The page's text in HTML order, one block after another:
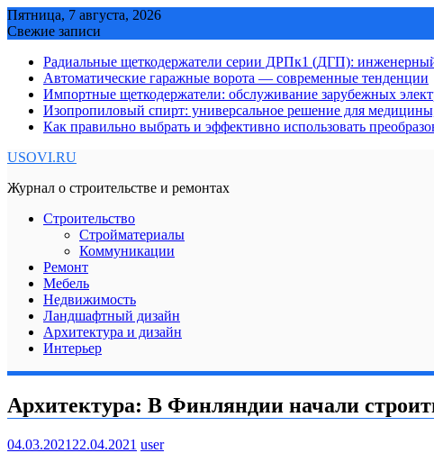
Skip
to
Пятница, 7 августа, 2026
Свежие записи
Радиальные щеткодержатели серии ДРПк1 (ДГП):
Автоматические гаражные ворота — современные тенденции
Импортные щеткодержатели: обслуживание зарубежных
Изопропиловый спирт: универсальное решение для
Как правильно выбрать и эффективно использовать
USOVI.RU
Журнал о строительстве и ремонтах
Строительство
Стройматериалы
Коммуникации
Ремонт
Мебель
Недвижимость
Ландшафтный дизайн
Архитектура и дизайн
Интерьер
Архитектура: В Финляндии начали
04.03.2021 22.04.2021 user